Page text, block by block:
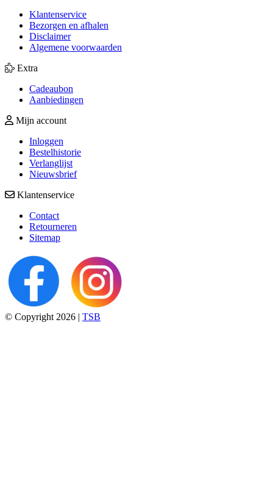
Klantenservice
Bezorgen en afhalen
Disclaimer
Algemene voorwaarden
Extra
Cadeaubon
Aanbiedingen
Mijn account
Inloggen
Bestelhistorie
Verlanglijst
Nieuwsbrief
Klantenservice
Contact
Retourneren
Sitemap
© Copyright 2026 | TSB